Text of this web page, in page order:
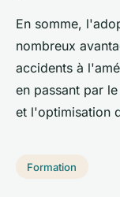
En somme,
nombreux
accidents à
en passant par
et l'optimisation
Formation